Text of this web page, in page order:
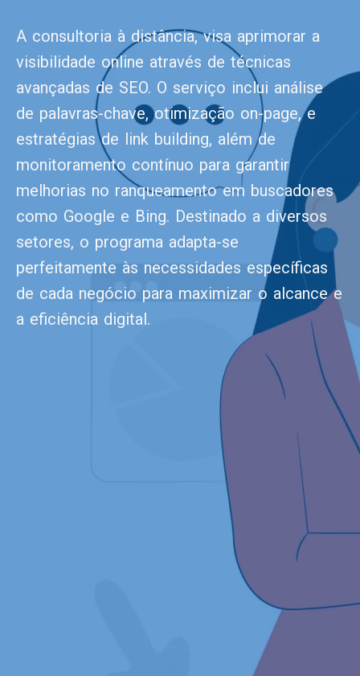
A consultoria à distância, visa aprimorar a
visibilidade online através de técnicas
avançadas de SEO. O serviço inclui análise
de palavras-chave, otimização on-page, e
estratégias de link building, além de
monitoramento contínuo para garantir
melhorias no ranqueamento em buscadores
como Google e Bing. Destinado a diversos
setores, o programa adapta-se
perfeitamente às necessidades específicas
de cada negócio para maximizar o alcance e
a eficiência digital.